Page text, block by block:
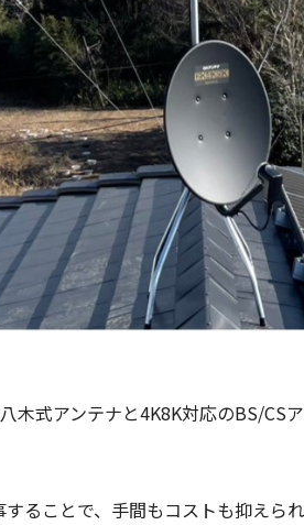
木式アンテナと4K8K対応のBS/CS
ることで、手間もコストも抑えら